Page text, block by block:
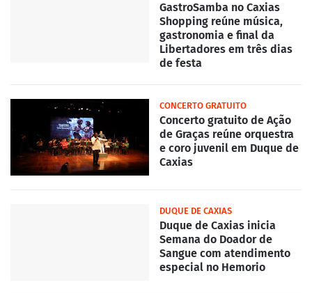
GastroSamba no Caxias
Shopping reúne música,
gastronomia e final da
Libertadores em três dias
de festa
CONCERTO GRATUITO
Concerto gratuito de Ação
de Graças reúne orquestra
e coro juvenil em Duque de
Caxias
DUQUE DE CAXIAS
Duque de Caxias inicia
Semana do Doador de
Sangue com atendimento
especial no Hemorio